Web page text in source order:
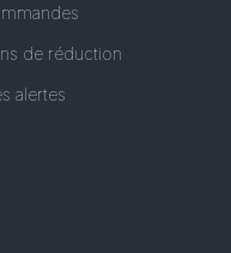
de réduction
alertes